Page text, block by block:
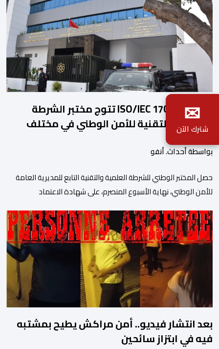
شهادة ISO/IEC 17025 تتوج مختبر الشرطة
العلمية والتقنية للأمن الوطني في مختلف
الخبرات الجنائية
بواسطة أحداث. أنفو
حصل المختبر الوطني للشرطة العلمية والتقنية التابع للمديرية العامة
للأمن الوطني، نهاية الأسبوع المنصرم، على شهادة الاعتماد
مختلف التخصصات والخبرات الشرعية، بما فيها فروع البيولوجيا والكيمياء،
وتدقيق وفحص الوثائق، والحرائق والمتفجرات، وكذا الآثار الرقمية
والمخدرات والمواد السمومية.وكانت المنظمة الأمريكية للاعتماد
والتقييس ″The ANSI National Accreditation Board″، المختصة […]
بعد انتشار فيديو.. أمن مراكش يطيح بمشتبه
فيه في ابتزاز سائحين
✉
شترك الآن